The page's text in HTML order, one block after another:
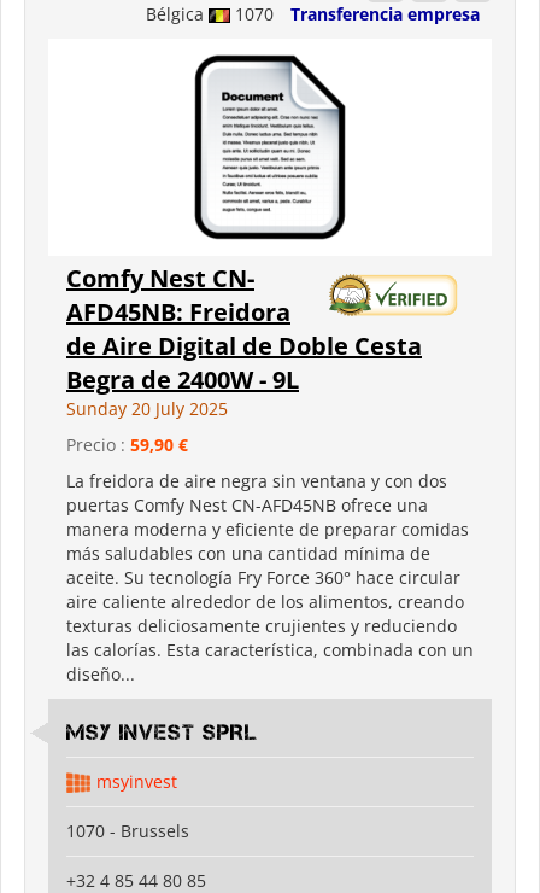
Bélgica 1070 Transferencia empresa
Comfy Nest CN-
AFD45NB: Freidora
de Aire Digital de Doble Cesta
Begra de 2400W - 9L
Sunday 20 July 2025
Precio : 59,90 €
La freidora de aire negra sin ventana y con dos
puertas Comfy Nest CN-AFD45NB ofrece una
manera moderna y eficiente de preparar comidas
más saludables con una cantidad mínima de
aceite. Su tecnología Fry Force 360° hace circular
aire caliente alrededor de los alimentos, creando
texturas deliciosamente crujientes y reduciendo
las calorías. Esta característica, combinada con un
diseño...
MSY INVEST SPRL
msyinvest
1070 - Brussels
+32 4 85 44 80 85